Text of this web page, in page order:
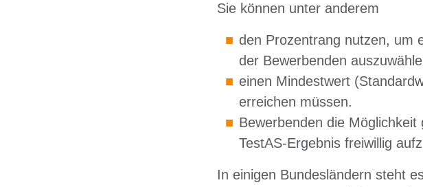
Sie können unter anderem
den Prozentrang nutzen, um
der Bewerbenden
einen Mindestwert
erreichen müssen.
Bewerbenden die
TestAS-Ergebnis freiwillig
In einigen Bundesländern steht